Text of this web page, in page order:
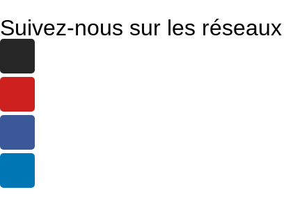
Suivez-nous sur les réseaux